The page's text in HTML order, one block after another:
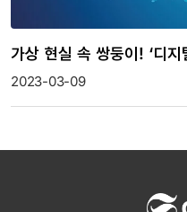
가상 현실 속 쌍둥이! ‘디지
2023-03-09